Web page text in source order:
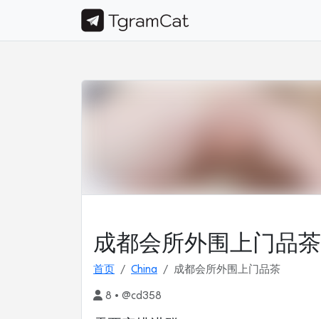
成都会所外围上门品茶
首页 China 成都会所外围上门品茶
8 • @cd358